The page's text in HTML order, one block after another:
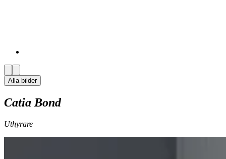
Alla bilder
Catia Bond
Uthyrare